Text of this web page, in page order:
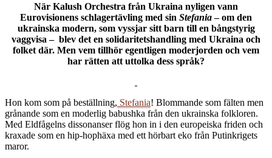
När Kalush Orchestra från Ukraina nyligen vann
Eurovisionens schlagertävling med sin Stefania– om den
ukrainska modern, som vyssjar sitt barn till en bångstyrig
vaggvisa – blev det en solidaritetshandling med Ukraina och
folket där. Men vem tillhör egentligen moderjorden och vem
har rätten att uttolka dess språk?
Hon kom som på beställning, Stefania! Blommande som fälten men
grånande som en moderlig babushka från den ukrainska folkloren.
Med Eldfågelns dissonanser flög hon in i den europeiska friden och
kraxade som en hip-hophäxa med ett hörbart eko från Putinkrigets
maror.